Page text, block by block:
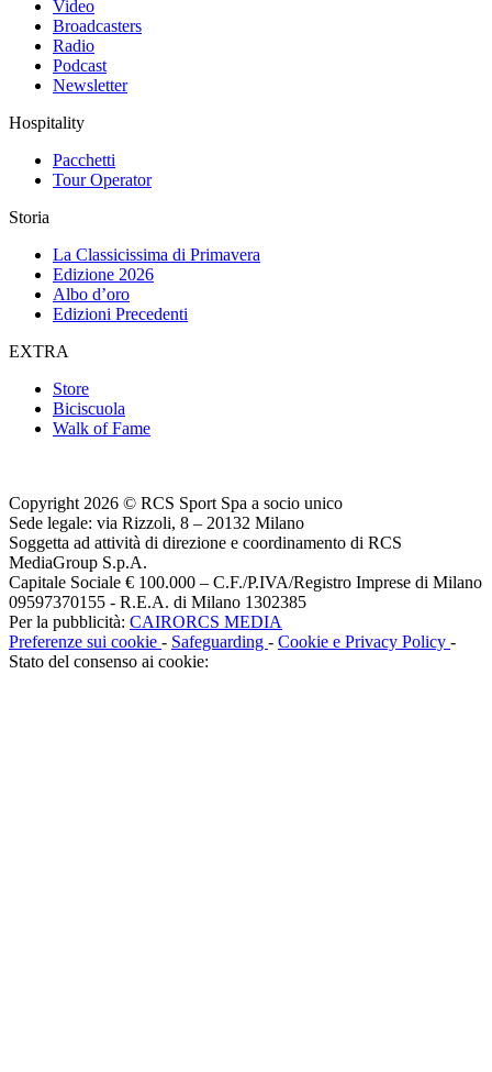
Video
Broadcasters
Radio
Podcast
Newsletter
Hospitality
Pacchetti
Tour Operator
Storia
La Classicissima di Primavera
Edizione 2026
Albo d’oro
Edizioni Precedenti
EXTRA
Store
Biciscuola
Walk of Fame
Copyright 2026 © RCS Sport Spa a socio unico
Sede legale: via Rizzoli, 8 – 20132 Milano
Soggetta ad attività di direzione e coordinamento di RCS
MediaGroup S.p.A.
Capitale Sociale € 100.000 – C.F./P.IVA/Registro Imprese di Milano
09597370155 - R.E.A. di Milano 1302385
Per la pubblicità: CAIRORCS MEDIA
Preferenze sui cookie - Safeguarding - Cookie e Privacy Policy -
Stato del consenso ai cookie: